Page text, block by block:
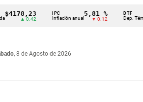
▲ 0.42
IPC
Inflación anual
5,81 %
▼ 0.12
DTF
Dep. Término Fijo
, 8 de Agosto de 2026